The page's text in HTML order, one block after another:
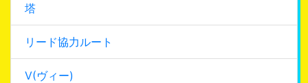
塔
リード協力ルート
V(ヴィー)